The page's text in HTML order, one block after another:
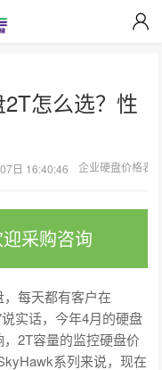
怎么选？性
日 16:40:46 企业硬盘价格表
采购咨询
每天都有客户在
实话，今年4月的硬盘
2T容量的监控硬盘价
系列来说，现在